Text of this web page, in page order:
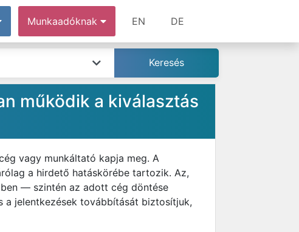
Munkaadóknak EN DE
működik a kiválasztás
vagy munkáltató kapja meg. A
a hirdető hatáskörébe tartozik. Az,
— szintén az adott cég döntése
a jelentkezések továbbítását biztosítjuk,